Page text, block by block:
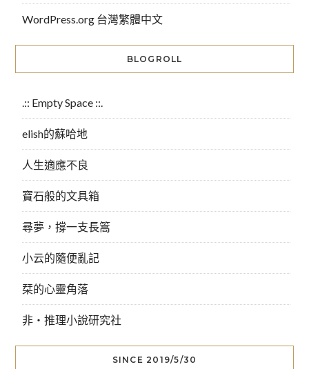
WordPress.org 台灣繁體中文
BLOGROLL
.:: Empty Space ::.
elish的蘇哈地
人生適應不良
寶石般的文具箱
尋夢，撐一支長篙
小云的隨便亂記
栞的心靈角落
非‧推理小說研究社
SINCE 2019/5/30